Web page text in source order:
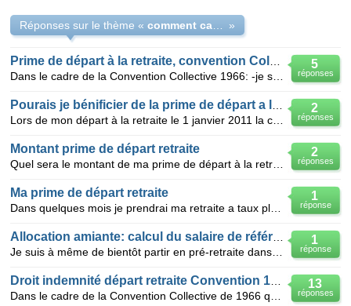
Réponses sur le thème « »
5
réponses
2
réponses
2
réponses
Montant prime de départ retraite
1
réponse
Ma prime de départ retraite
1
réponse
13
réponses